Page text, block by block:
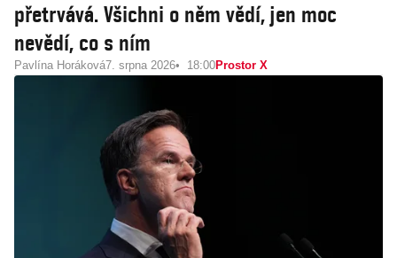
přetrvává. Všichni o něm vědí, jen moc
nevědí, co s ním
Pavlína Horáková7. srpna 2026 18:00Prostor X